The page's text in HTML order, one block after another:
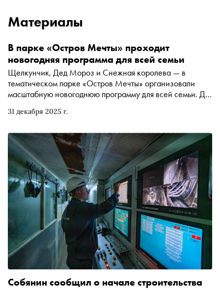
Материалы
31 декабря 2025 г.
В парке «Остров Мечты» проходит
новогодняя программа для всей семьи
Щелкунчик, Дед Мороз и Снежная королева — в
тематическом парке «Остров Мечты» организовали
масштабную новогоднюю программу для всей семьи. До
с 15:00 до 16:00 показывают спектакли, научные шоу и
Собянин сообщил о начале строительства